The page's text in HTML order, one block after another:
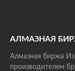
АЛМАЗНАЯ
Алмазная биржа
производителем